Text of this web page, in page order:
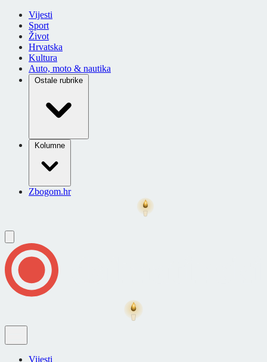
Vijesti
Sport
Život
Hrvatska
Kultura
Auto, moto & nautika
Ostale rubrike
Kolumne
Zbogom.hr
Vijesti